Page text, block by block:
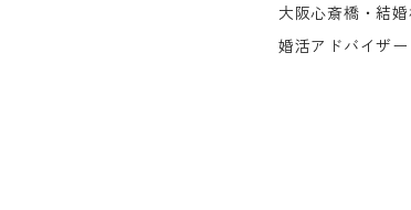
大阪心斎橋・結
婚活アドバイザ